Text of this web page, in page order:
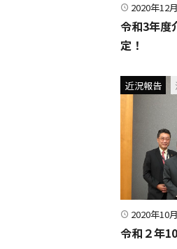
2020年12
令和3年
定！
2020年10
令和２年
近況報告